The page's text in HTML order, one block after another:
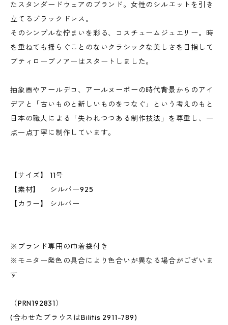
たスタンダードウェアのブランド。女性のシルエットを引き
立てるブラックドレス。
そのシンプルな佇まいを彩る、コスチュームジュエリー。時
を重ねても揺らぐことのないクラシックな美しさを目指して
プティローブノアーはスタートしました。
抽象画やアールデコ、アールヌーボーの時代背景からのアイ
デアと「古いものと新しいものをつなぐ」という考えのもと
日本の職人による「失われつつある制作技法」を尊重し、一
点一点丁寧に制作しています。
【サイズ】 11号
【素材】 シルバー925
【カラー】 シルバー
※ブランド専用の巾着袋付き
※モニター発色の具合により色合いが異なる場合がございま
す
（PRN192831）
(合わせたブラウスはBilitis 2911-789)